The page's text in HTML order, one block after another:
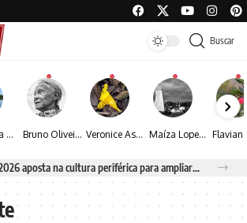
Buscar
Fotografia de Fátima Carlini transforma paisagens naturais em experiências de contemplação Bruno Oliveira retrata o cotidiano urbano por meio da fotografia em preto e branco Veronice Assini Saes transforma a natureza em fotografias marcadas pela sensibilidade Maíza Lopes transforma cultura popular baiana em narrativas fotográficas
Espraiada Festival 2026 aposta na cultura periférica para ampliar oportunidades na zona sul